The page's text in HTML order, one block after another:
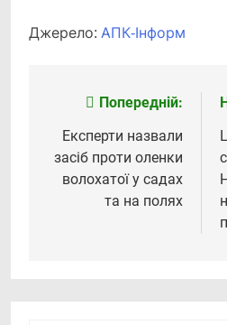
Джерело: АПК-Інформ
Навігація
записів
Попередній:
Експерти назвали
засіб проти оленки
волохатої у садах
та на полях